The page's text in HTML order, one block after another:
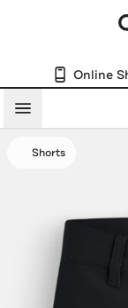
Online
Menü
Shorts